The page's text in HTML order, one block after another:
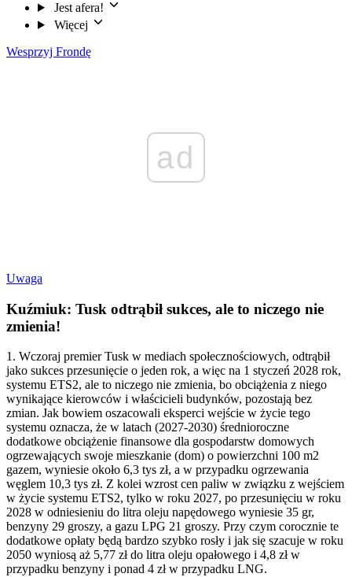
Jest afera!
Więcej
Wesprzyj Frondę
ad
Uwaga
Kuźmiuk: Tusk odtrąbił sukces, ale to niczego nie
zmienia!
1. Wczoraj premier Tusk w mediach społecznościowych, odtrąbił
jako sukces przesunięcie o jeden rok, a więc na 1 styczeń 2028 rok,
systemu ETS2, ale to niczego nie zmienia, bo obciążenia z niego
wynikające kierowców i właścicieli budynków, pozostają bez
zmian. Jak bowiem oszacowali eksperci wejście w życie tego
systemu oznacza, że w latach (2027-2030) średnioroczne
dodatkowe obciążenie finansowe dla gospodarstw domowych
ogrzewających swoje mieszkanie (dom) o powierzchni 100 m2
gazem, wyniesie około 6,3 tys zł, a w przypadku ogrzewania
węglem 10,3 tys zł. Z kolei wzrost cen paliw w związku z wejściem
w życie systemu ETS2, tylko w roku 2027, po przesunięciu w roku
2028 w odniesieniu do litra oleju napędowego wyniesie 35 gr,
benzyny 29 groszy, a gazu LPG 21 groszy. Przy czym corocznie te
dodatkowe opłaty będą bardzo szybko rosły i jak się szacuje w roku
2050 wyniosą aż 5,77 zł do litra oleju opałowego i 4,8 zł w
przypadku benzyny i ponad 4 zł w przypadku LNG.